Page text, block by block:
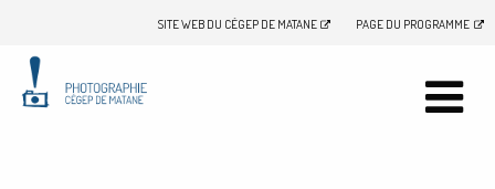
SITE WEB DU CÉGEP DE MATANE PAGE DU PROGRAMME